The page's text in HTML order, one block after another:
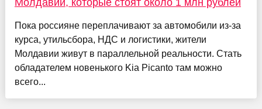
Пока россияне переплачивают за автомобили из-за
курса, утильсбора, НДС и логистики, жители
Молдавии живут в параллельной реальности. Стать
обладателем новенького Kia Picanto там можно
всего...